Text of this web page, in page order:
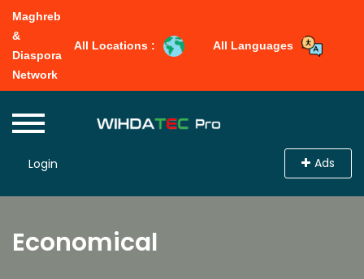
Maghreb
&
Diaspora
Network
All Locations : All Languages
Login Ads
Economical